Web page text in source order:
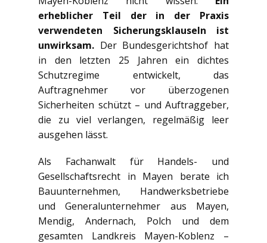
erheblicher Teil der in der Praxis
verwendeten Sicherungsklauseln ist
unwirksam. Der Bundesgerichtshof hat
in den letzten 25 Jahren ein dichtes
Schutzregime entwickelt, das
Auftragnehmer vor überzogenen
Sicherheiten schützt – und Auftraggeber,
die zu viel verlangen, regelmäßig leer
ausgehen lässt.
Als Fachanwalt für Handels- und
Gesellschaftsrecht in Mayen berate ich
Bauunternehmen, Handwerksbetriebe
und Generalunternehmer aus Mayen,
Mendig, Andernach, Polch und dem
gesamten Landkreis Mayen-Koblenz –